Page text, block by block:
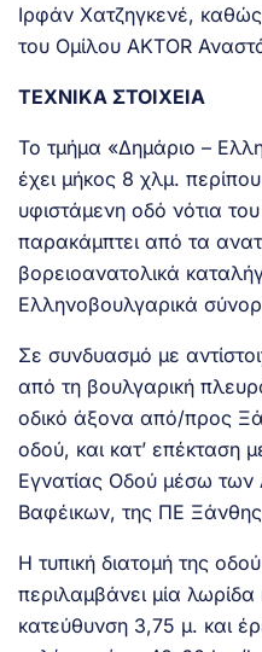
Ιρφάν Χατζηγκενέ, καθώς
του Ομίλου AKTOR
ΤΕΧΝΙΚΑ ΣΤΟΙΧΕΙΑ
Το τμήμα «Δημάριο –
έχει μήκος 8 χλμ.
υφιστάμενη οδό νότια
παρακάμπτει από τα
βορειοανατολικά
Ελληνοβουλγαρικά
Σε συνδυασμό με
από τη βουλγαρική
οδικό άξονα από/προς
οδού, και κατ’ επέκταση
Εγνατίας Οδού μέσω
Βαφέικων, της ΠΕ
Η τυπική διατομή της
περιλαμβάνει μία
κατεύθυνση 3,75 μ. και